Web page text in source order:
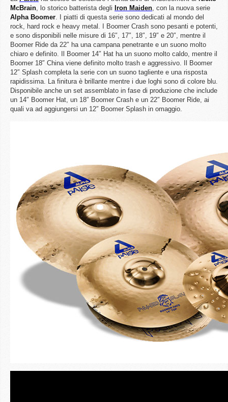
McBrain, lo storico batterista degli Iron Maiden, con la nuova serie
Alpha Boomer. I piatti di questa serie sono dedicati al mondo del
rock, hard rock e heavy metal. I Boomer Crash sono pesanti e potenti,
e sono disponibili nelle misure di 16″, 17″, 18″, 19″ e 20″, mentre il
Boomer Ride da 22″ ha una campana penetrante e un suono molto
chiaro e definito. Il Boomer 14″ Hat ha un suono molto caldo, mentre il
Boomer 18″ China viene definito molto trash e aggressivo. Il Boomer
12″ Splash completa la serie con un suono tagliente e una risposta
rapidissima. La finitura è brillante mentre i due loghi sono di colore blu.
Disponibile anche un set assemblato in fase di produzione che include
un 14″ Boomer Hat, un 18″ Boomer Crash e un 22″ Boomer Ride, ai
quali va ad aggiungersi un 12″ Boomer Splash in omaggio.